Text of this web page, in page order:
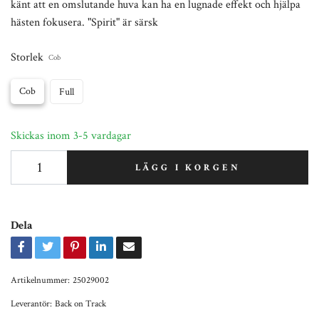
känt att en omslutande huva kan ha en lugnade effekt och hjälpa
hästen fokusera. "Spirit" är särsk
Storlek Cob
Cob Full
Skickas inom 3-5 vardagar
LÄGG I KORGEN
Dela
Artikelnummer: 25029002
Leverantör: Back on Track